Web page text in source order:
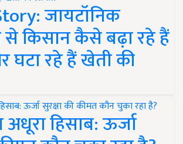
जायटॉनिक
से किसान कैसे बढ़ा रहे हैं
घटा रहे हैं खेती की
हिसाब: ऊर्जा